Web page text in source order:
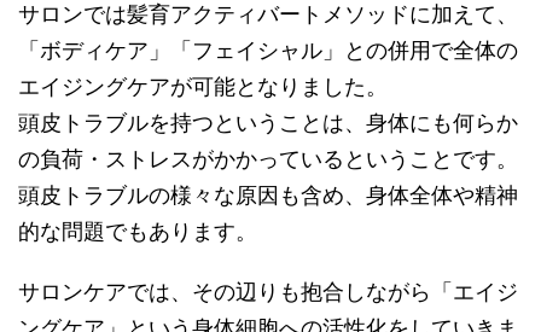
サロンでは髪育アクティバートメソッドに加えて、
「ボディケア」「フェイシャル」との併用で全体の
エイジングケアが可能となりました。
頭皮トラブルを持つということは、身体にも何らか
の負荷・ストレスがかかっているということです。
頭皮トラブルの様々な原因も含め、身体全体や精神
的な問題でもあります。
サロンケアでは、その辺りも抱合しながら「エイジ